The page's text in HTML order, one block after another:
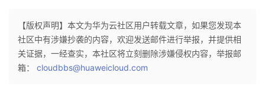
【版权声明】本文为华为云社区用户转载文章，如果您发现本
社区中有涉嫌抄袭的内容，欢迎发送邮件进行举报，并提供相
关证据，一经查实，本社区将立刻删除涉嫌侵权内容，举报邮
箱： cloudbbs@huaweicloud.com